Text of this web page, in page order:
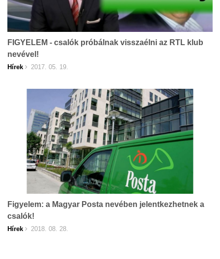
FIGYELEM - csalók próbálnak visszaélni az RTL klub
nevével!
Hírek 2017. 05. 19.
Figyelem: a Magyar Posta nevében jelentkezhetnek a
csalók!
Hírek 2018. 08. 28.